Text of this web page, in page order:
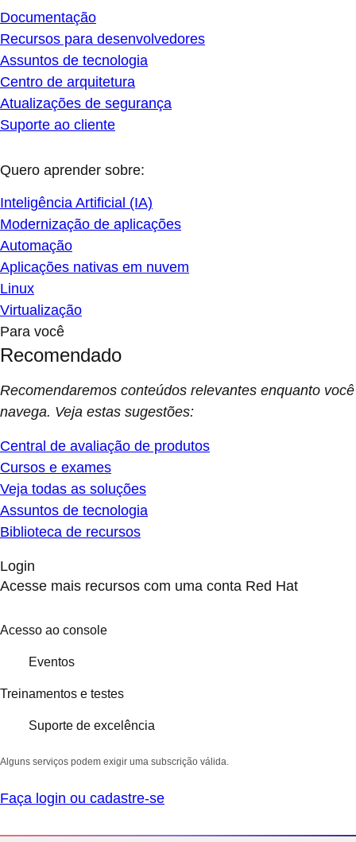
Documentação
Recursos para desenvolvedores
Assuntos de tecnologia
Centro de arquitetura
Atualizações de segurança
Suporte ao cliente
Quero aprender sobre:
Inteligência Artificial (IA)
Modernização de aplicações
Automação
Aplicações nativas em nuvem
Linux
Virtualização
Para você
Recomendado
Recomendaremos conteúdos relevantes enquanto você
navega. Veja estas sugestões:
Central de avaliação de produtos
Cursos e exames
Veja todas as soluções
Assuntos de tecnologia
Biblioteca de recursos
Login
Acesse mais recursos com uma conta Red Hat
Acesso ao console
Eventos
Treinamentos e testes
Suporte de excelência
Alguns serviços podem exigir uma subscrição válida.
Faça login ou cadastre-se